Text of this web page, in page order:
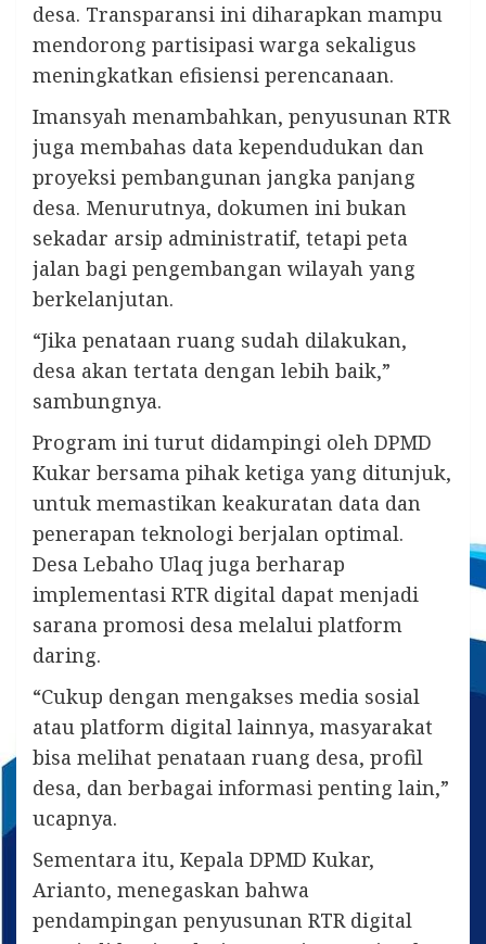
desa. Transparansi ini diharapkan mampu
mendorong partisipasi warga sekaligus
meningkatkan efisiensi perencanaan.
Imansyah menambahkan, penyusunan RTR
juga membahas data kependudukan dan
proyeksi pembangunan jangka panjang
desa. Menurutnya, dokumen ini bukan
sekadar arsip administratif, tetapi peta
jalan bagi pengembangan wilayah yang
berkelanjutan.
“Jika penataan ruang sudah dilakukan,
desa akan tertata dengan lebih baik,”
sambungnya.
Program ini turut didampingi oleh DPMD
Kukar bersama pihak ketiga yang ditunjuk,
untuk memastikan keakuratan data dan
penerapan teknologi berjalan optimal.
Desa Lebaho Ulaq juga berharap
implementasi RTR digital dapat menjadi
sarana promosi desa melalui platform
daring.
“Cukup dengan mengakses media sosial
atau platform digital lainnya, masyarakat
bisa melihat penataan ruang desa, profil
desa, dan berbagai informasi penting lain,”
ucapnya.
Sementara itu, Kepala DPMD Kukar,
Arianto, menegaskan bahwa
pendampingan penyusunan RTR digital